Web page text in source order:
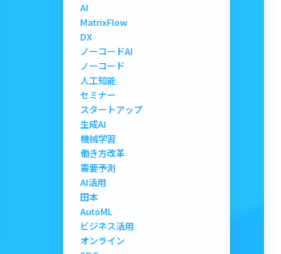
AI
MatrixFlow
DX
ノーコードAI
ノーコード
人工知能
セミナー
スタートアップ
生成AI
機械学習
働き方改革
需要予測
AI活用
田本
AutoML
ビジネス活用
オンライン